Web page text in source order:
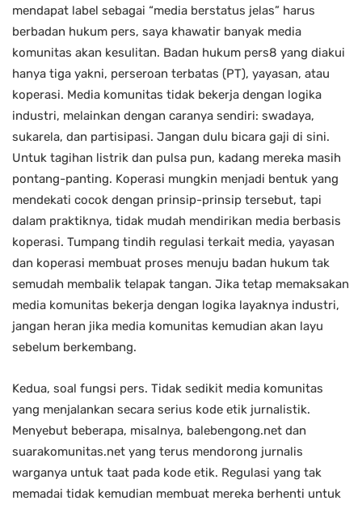
mendapat label sebagai “media berstatus jelas” harus
berbadan hukum pers, saya khawatir banyak media
komunitas akan kesulitan. Badan hukum pers8 yang diakui
hanya tiga yakni, perseroan terbatas (PT), yayasan, atau
koperasi. Media komunitas tidak bekerja dengan logika
industri, melainkan dengan caranya sendiri: swadaya,
sukarela, dan partisipasi. Jangan dulu bicara gaji di sini.
Untuk tagihan listrik dan pulsa pun, kadang mereka masih
pontang-panting. Koperasi mungkin menjadi bentuk yang
mendekati cocok dengan prinsip-prinsip tersebut, tapi
dalam praktiknya, tidak mudah mendirikan media berbasis
koperasi. Tumpang tindih regulasi terkait media, yayasan
dan koperasi membuat proses menuju badan hukum tak
semudah membalik telapak tangan. Jika tetap memaksakan
media komunitas bekerja dengan logika layaknya industri,
jangan heran jika media komunitas kemudian akan layu
sebelum berkembang.
Kedua, soal fungsi pers. Tidak sedikit media komunitas
yang menjalankan secara serius kode etik jurnalistik.
Menyebut beberapa, misalnya, balebengong.net dan
suarakomunitas.net yang terus mendorong jurnalis
warganya untuk taat pada kode etik. Regulasi yang tak
memadai tidak kemudian membuat mereka berhenti untuk